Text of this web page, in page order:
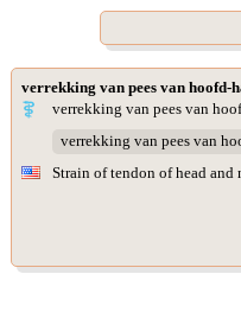
verrekking van pees van hoofd-
verrekking van pees van
verrekking van pees van
Strain of tendon of head and